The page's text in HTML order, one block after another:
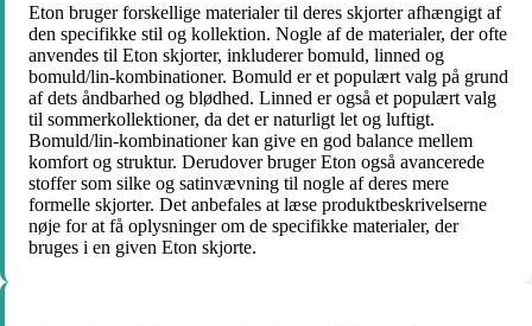
Eton bruger forskellige materialer til deres skjorter afhængigt af
den specifikke stil og kollektion. Nogle af de materialer, der ofte
anvendes til Eton skjorter, inkluderer bomuld, linned og
bomuld/lin-kombinationer. Bomuld er et populært valg på grund
af dets åndbarhed og blødhed. Linned er også et populært valg
til sommerkollektioner, da det er naturligt let og luftigt.
Bomuld/lin-kombinationer kan give en god balance mellem
komfort og struktur. Derudover bruger Eton også avancerede
stoffer som silke og satinvævning til nogle af deres mere
formelle skjorter. Det anbefales at læse produktbeskrivelserne
nøje for at få oplysninger om de specifikke materialer, der
bruges i en given Eton skjorte.